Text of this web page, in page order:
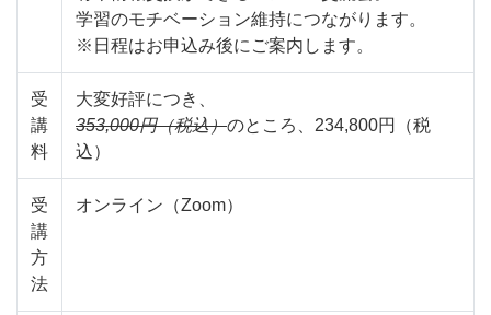
学習のモチベーション維持につながります。
※日程はお申込み後にご案内します。
受
講
料
大変好評につき、
353,000円（税込）のところ、234,800円（税
込）
受
講
方
法
オンライン（Zoom）